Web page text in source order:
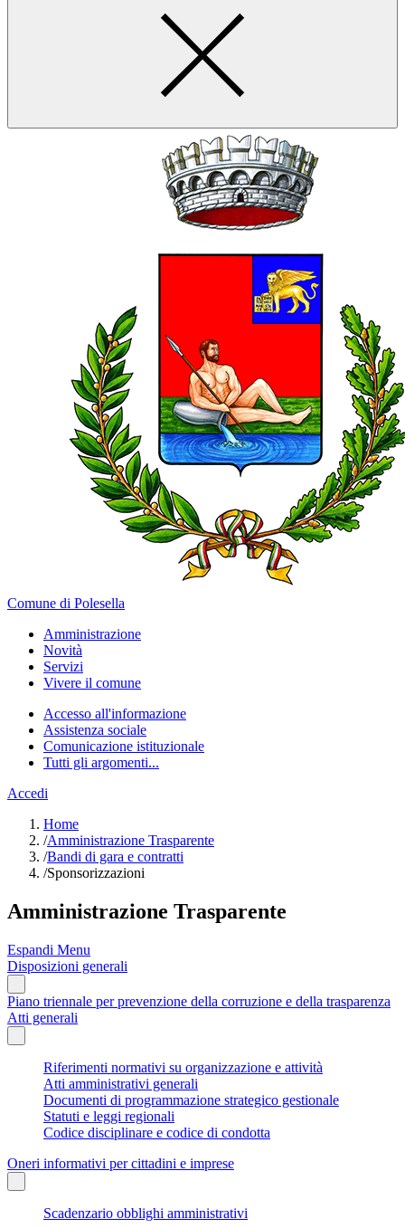
Comune di Polesella
Amministrazione
Novità
Servizi
Vivere il comune
Accesso all'informazione
Assistenza sociale
Comunicazione istituzionale
Tutti gli argomenti...
Accedi
Home
/Amministrazione Trasparente
/Bandi di gara e contratti
/Sponsorizzazioni
Amministrazione Trasparente
Espandi Menu
Disposizioni generali
Piano triennale per prevenzione della corruzione e della trasparenza
Atti generali
Riferimenti normativi su organizzazione e attività
Atti amministrativi generali
Documenti di programmazione strategico gestionale
Statuti e leggi regionali
Codice disciplinare e codice di condotta
Oneri informativi per cittadini e imprese
Scadenzario obblighi amministrativi